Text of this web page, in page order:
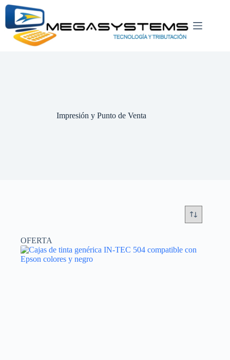
Saltar
contenido
Impresión y Punto de Venta
OFERTA